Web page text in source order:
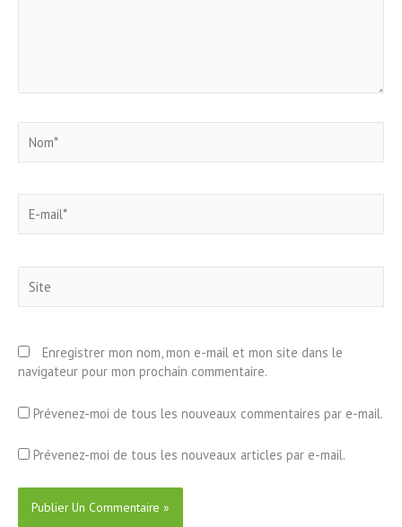
mail*
Enregistrer mon nom, mon e-mail et mon site dans le
navigateur pour mon prochain commentaire.
Prévenez-moi de tous les nouveaux commentaires par e-mail.
Prévenez-moi de tous les nouveaux articles par e-mail.